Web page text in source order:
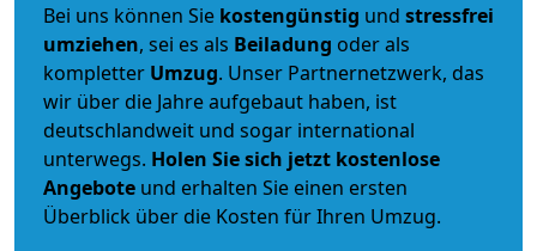
Bei uns können Sie kostengünstig und stressfrei
umziehen, sei es als Beiladung oder als
kompletter Umzug. Unser Partnernetzwerk, das
wir über die Jahre aufgebaut haben, ist
deutschlandweit und sogar international
unterwegs. Holen Sie sich jetzt kostenlose
Angebote und erhalten Sie einen ersten
Überblick über die Kosten für Ihren Umzug.